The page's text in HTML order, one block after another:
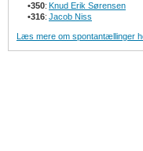
•350: Knud Erik Sørensen
•316: Jacob Niss
Læs mere om spontantællinger